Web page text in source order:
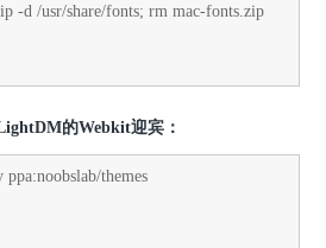
-d /usr/share/fonts; rm mac-fonts.zip
的Webkit迎宾：
themes